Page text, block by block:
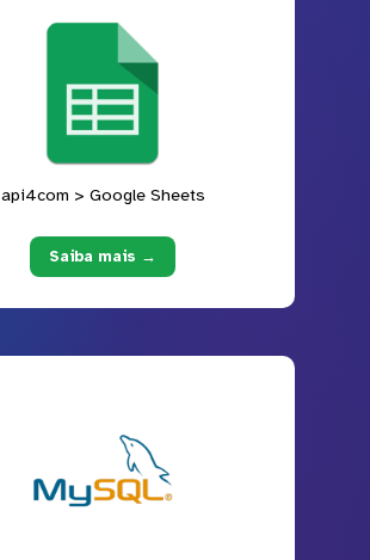
api4com > Google Sheets
Saiba mais →